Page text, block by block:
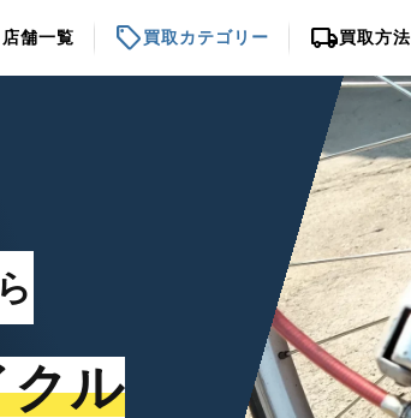
店舗一覧 sell買取カテゴリー local_shipping買取方法
クル